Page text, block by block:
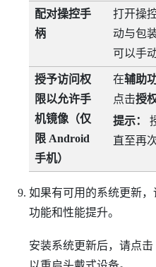
配对操控手
柄
打开操
动与包
可以手
授予访问权
限以允许手
机镜像（仅
限 Android
手机）
在辅助
点击授
提示：
直至再
如果有可用的系统更新
功能和性能提升。
安装系统更新后，请点击